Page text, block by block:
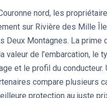
nord, les
sur Rivière des Mille
Deux Montagnes. La prime
valeur de l’embarcation, le
et le profil du conducteur.
compare plusieurs
protection au juste